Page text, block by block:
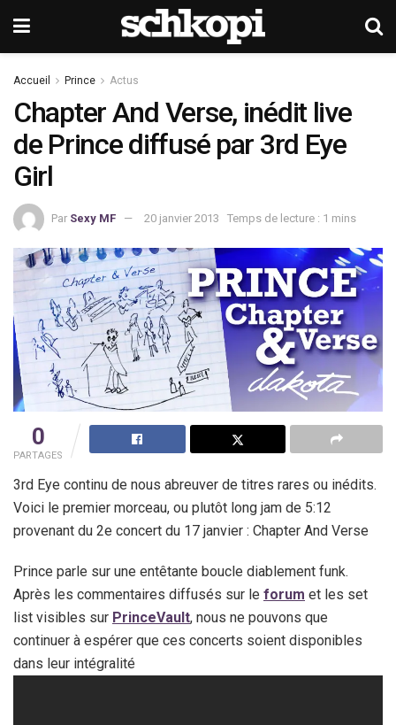
Accueil Prince Actus
Chapter And Verse, inédit live
de Prince diffusé par 3rd Eye
Girl
Par Sexy MF 20 janvier 2013 Temps de lecture : 1 mins
0
PARTAGES
3rd Eye continu de nous abreuver de titres rares ou inédits.
Voici le premier morceau, ou plutôt long jam de 5:12
provenant du 2e concert du 17 janvier : Chapter And Verse
Prince parle sur une entêtante boucle diablement funk.
Après les commentaires diffusés sur le forum et les set
list visibles sur PrinceVault, nous ne pouvons que
continuer à espérer que ces concerts soient disponibles
dans leur intégralité